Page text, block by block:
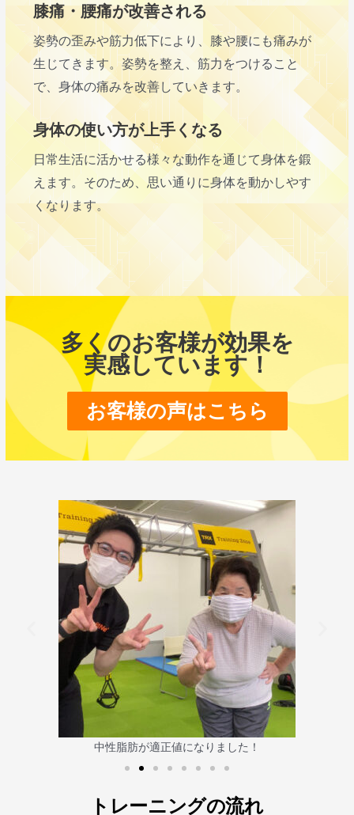
膝痛・腰痛が改善される
姿勢の歪みや筋力低下により、膝や腰にも痛みが
生じてきます。姿勢を整え、筋力をつけること
で、身体の痛みを改善していきます。
身体の使い方が上手くなる​
日常生活に活かせる様々な動作を通じて身体を鍛
えます。そのため、思い通りに身体を動かしやす
くなります。
多くのお客様が効果を
実感しています！
お客様の声はこちら
杖をつかなくても歩けるように！
トレーニングの流れ